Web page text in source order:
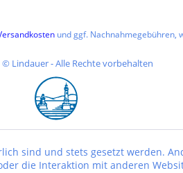
und ggf. Nachnahmegebühren,
Lindauer - Alle Rechte vorbehalten
sind und stets gesetzt werden.
die Interaktion mit anderen